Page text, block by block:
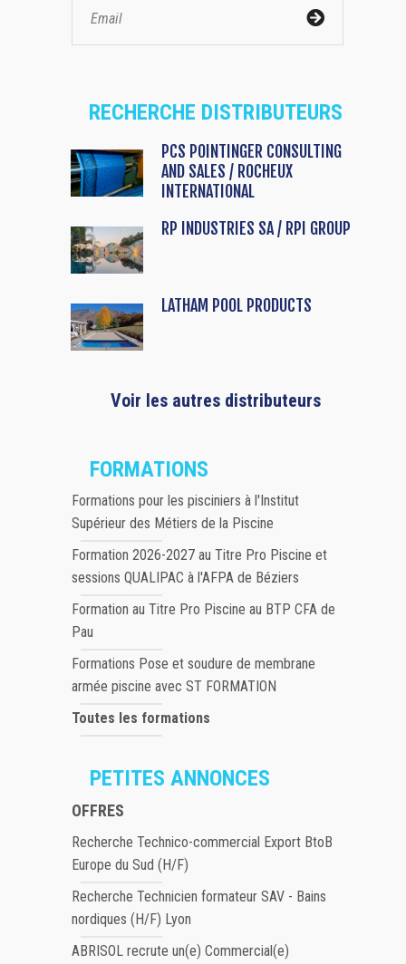
RECHERCHE DISTRIBUTEURS
PCS POINTINGER CONSULTING
AND SALES / ROCHEUX
INTERNATIONAL
RP INDUSTRIES SA / RPI GROUP
LATHAM POOL PRODUCTS
Voir les autres distributeurs
FORMATIONS
Formations pour les pisciniers à l'Institut
Supérieur des Métiers de la Piscine
Formation 2026-2027 au Titre Pro Piscine et
sessions QUALIPAC à l'AFPA de Béziers
Formation au Titre Pro Piscine au BTP CFA de
Pau
Formations Pose et soudure de membrane
armée piscine avec ST FORMATION
Toutes les formations
PETITES ANNONCES
OFFRES
Recherche Technico-commercial Export BtoB
Europe du Sud (H/F)
Recherche Technicien formateur SAV - Bains
nordiques (H/F) Lyon
ABRISOL recrute un(e) Commercial(e)